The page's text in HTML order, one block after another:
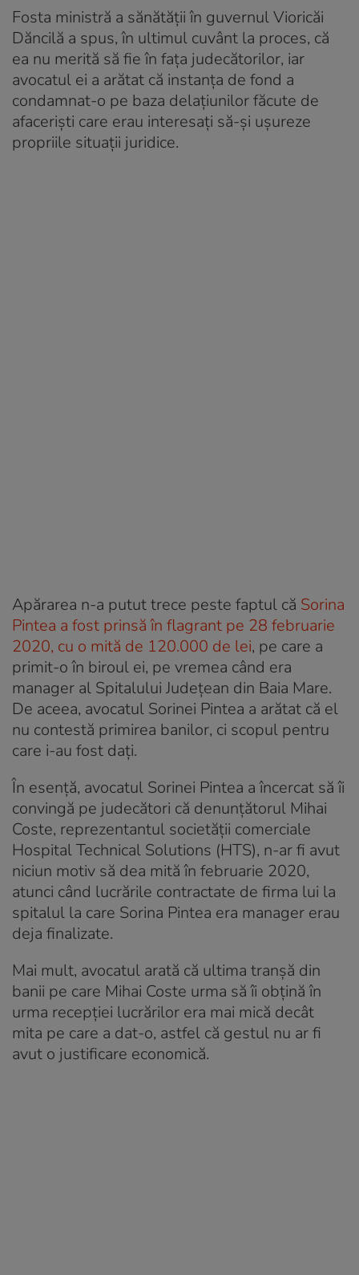
Fosta ministră a sănătății în guvernul Vioricăi
Dăncilă a spus, în ultimul cuvânt la proces, că
ea nu merită să fie în fața judecătorilor, iar
avocatul ei a arătat că instanța de fond a
condamnat-o pe baza delațiunilor făcute de
afaceriști care erau interesați să-și ușureze
propriile situații juridice.
Apărarea n-a putut trece peste faptul că Sorina
Pintea a fost prinsă în flagrant pe 28 februarie
2020, cu o mită de 120.000 de lei, pe care a
primit-o în biroul ei, pe vremea când era
manager al Spitalului Județean din Baia Mare.
De aceea, avocatul Sorinei Pintea a arătat că el
nu contestă primirea banilor, ci scopul pentru
care i-au fost dați.
În esență, avocatul Sorinei Pintea a încercat să îi
convingă pe judecători că denunțătorul Mihai
Coste, reprezentantul societății comerciale
Hospital Technical Solutions (HTS), n-ar fi avut
niciun motiv să dea mită în februarie 2020,
atunci când lucrările contractate de firma lui la
spitalul la care Sorina Pintea era manager erau
deja finalizate.
Mai mult, avocatul arată că ultima tranșă din
banii pe care Mihai Coste urma să îi obțină în
urma recepției lucrărilor era mai mică decât
mita pe care a dat-o, astfel că gestul nu ar fi
avut o justificare economică.